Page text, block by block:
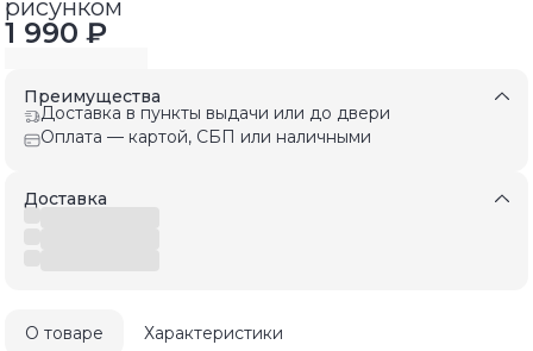
рисунком
1 990 ₽
Преимущества
Доставка в пункты выдачи или до двери
Оплата — картой, СБП или наличными
Доставка
О товаре Характеристики